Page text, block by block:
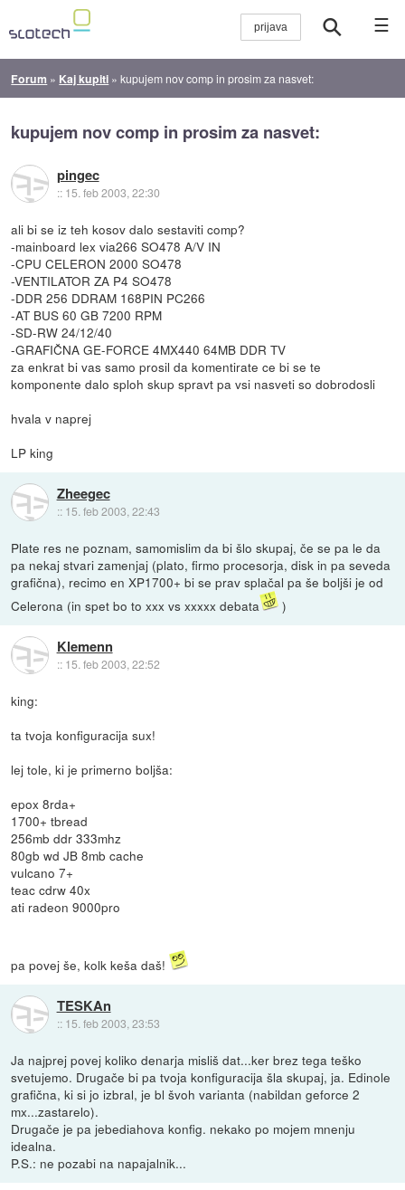
☰
Forum » Kaj kupiti »kupujem nov comp in prosim za nasvet:
kupujem nov comp in prosim za nasvet:
pingec
:: 15. feb 2003, 22:30
ali bi se iz teh kosov dalo sestaviti comp?
-mainboard lex via266 SO478 A/V IN
-CPU CELERON 2000 SO478
-VENTILATOR ZA P4 SO478
-DDR 256 DDRAM 168PIN PC266
-AT BUS 60 GB 7200 RPM
-SD-RW 24/12/40
-GRAFIČNA GE-FORCE 4MX440 64MB DDR TV
za enkrat bi vas samo prosil da komentirate ce bi se te
komponente dalo sploh skup spravt pa vsi nasveti so dobrodosli
hvala v naprej
LP king
Zheegec
:: 15. feb 2003, 22:43
Plate res ne poznam, samomislim da bi šlo skupaj, če se pa le da
pa nekaj stvari zamenjaj (plato, firmo procesorja, disk in pa seveda
grafična), recimo en XP1700+ bi se prav splačal pa še boljši je od
Celerona (in spet bo to xxx vs xxxxx debata
)
Klemenn
:: 15. feb 2003, 22:52
king:
ta tvoja konfiguracija sux!
lej tole, ki je primerno boljša:
epox 8rda+
1700+ tbread
256mb ddr 333mhz
80gb wd JB 8mb cache
vulcano 7+
teac cdrw 40x
ati radeon 9000pro
pa povej še, kolk keša daš!
TESKAn
:: 15. feb 2003, 23:53
Ja najprej povej koliko denarja misliš dat...ker brez tega teško
svetujemo. Drugače bi pa tvoja konfiguracija šla skupaj, ja. Edinole
grafična, ki si jo izbral, je bl švoh varianta (nabildan geforce 2
mx...zastarelo).
Drugače je pa jebediahova konfig. nekako po mojem mnenju
idealna.
P.S.: ne pozabi na napajalnik...